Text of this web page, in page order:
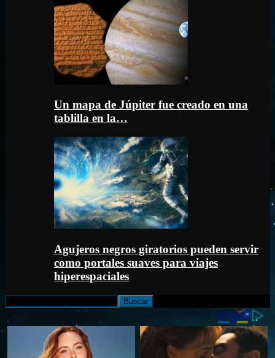
Un mapa de Júpiter fue creado en una
tablilla en la…
Agujeros negros giratorios pueden servir
como portales suaves para viajes
hiperespaciales